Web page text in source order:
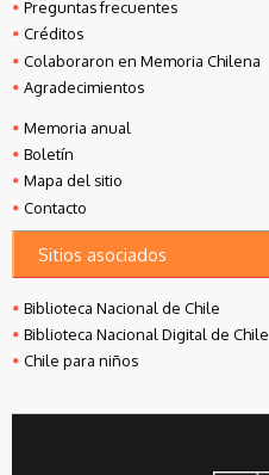
Preguntas frecuentes
Créditos
Colaboraron en Memoria Chilena
Agradecimientos
Memoria anual
Boletín
Mapa del sitio
Contacto
Sitios asociados
Biblioteca Nacional de Chile
Biblioteca Nacional Digital de Chile
Chile para niños